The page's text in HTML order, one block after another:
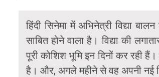
हिंदी सिनेमा में अभिनेत्री विद्या
साबित होने वाला है। विद्या की
पूरी कोशिश भूमि इन दिनों कर रही
है। और, अगले महीने से वह अपनी नई